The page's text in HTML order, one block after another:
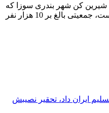
کن شهر بندری سوزا که
در جنوب سواحل قشم واقع شده است، جمعیتی بالغ بر 10 هزار نفر
ایران داد، تحقیر نصیبش